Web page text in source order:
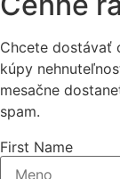
Chcete dostávať
kúpy
mesačne
spam.
First Name